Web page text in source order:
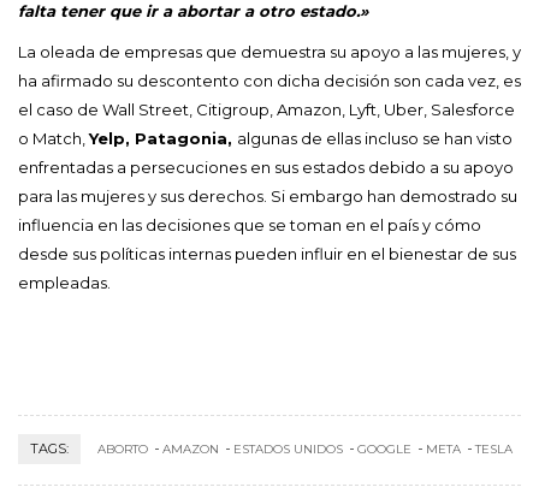
falta tener que ir a abortar a otro estado.»
La oleada de empresas que demuestra su apoyo a las mujeres, y
ha afirmado su descontento con dicha decisión son cada vez, es
el caso de Wall Street, Citigroup, Amazon, Lyft, Uber, Salesforce
o Match,Yelp, Patagonia, algunas de ellas incluso se han visto
enfrentadas a persecuciones en sus estados debido a su apoyo
para las mujeres y sus derechos. Si embargo han demostrado su
influencia en las decisiones que se toman en el país y cómo
desde sus políticas internas pueden influir en el bienestar de sus
empleadas.
TAGS: ABORTO AMAZON ESTADOS UNIDOS GOOGLE META TESLA